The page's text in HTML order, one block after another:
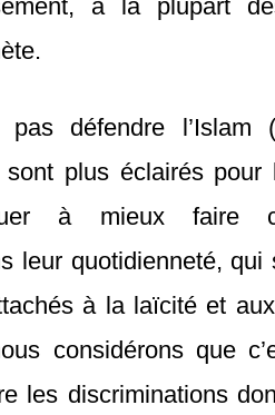
à la plupart
pas défendre l’Islam
sont plus éclairés
à mieux faire
leur quotidienneté,
à la laïcité et
considérons que
les discriminations